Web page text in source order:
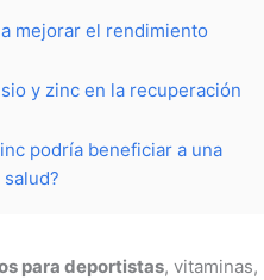
mejorar el rendimiento
y zinc en la recuperación
podría beneficiar a una
para deportistas, vitaminas,